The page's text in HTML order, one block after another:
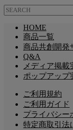
HOME
商品一覧
商品共創開発
Q&A
メディア掲載
ポップアップ
ご利用規約
ご利用ガイド
プライバシー
特定商取引法